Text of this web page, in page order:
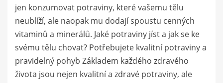
jen konzumovat potraviny, které vašemu tělu
neublíží, ale naopak mu dodají spoustu cenných
vitaminů a minerálů. Jaké potraviny jíst a jak se ke
svému tělu chovat? Potřebujete kvalitní potraviny a
pravidelný pohyb Základem každého zdravého
života jsou nejen kvalitní a zdravé potraviny, ale